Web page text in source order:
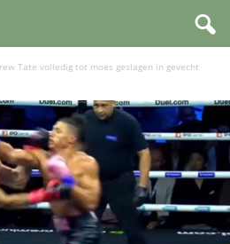
Tate volledig tot moes geslagen in gevecht